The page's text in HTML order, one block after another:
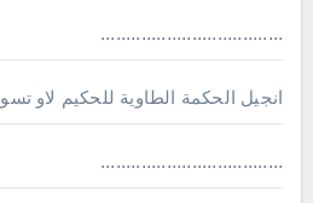
....................................
انجيل الحكمة الطاوية للحكيم لاو تسو
....................................